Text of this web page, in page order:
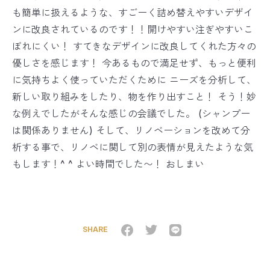
も簡単に扱えるような、すごーく詰め替えやすいデザイ
ンに改良されているのです！！開けやすい注ぎやすいこ
ぼれにくい！ すてきなデザインに改良してくれた方々の
優しさを感じます！ 今あるもので満足せず、もっと便利
に気持ちよく使っていただくために ニーズを分析して、
新しい取り組みをしたり、物を作り出すこと！ そう！妙
な例えでしたがそんな感じの会議でした。 (シャンプー
は関係ありません) そして、リノベーションを改めて分
析する事で、リノベに関して別の表情が見えたような気
もします！^ ^ よい時間でした〜！ おしまい
SHARE